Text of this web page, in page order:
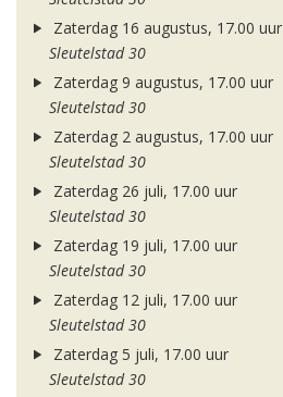
Zaterdag 16 augustus, 17.00 uur
Sleutelstad 30
Zaterdag 9 augustus, 17.00 uur
Sleutelstad 30
Zaterdag 2 augustus, 17.00 uur
Sleutelstad 30
Zaterdag 26 juli, 17.00 uur
Sleutelstad 30
Zaterdag 19 juli, 17.00 uur
Sleutelstad 30
Zaterdag 12 juli, 17.00 uur
Sleutelstad 30
Zaterdag 5 juli, 17.00 uur
Sleutelstad 30